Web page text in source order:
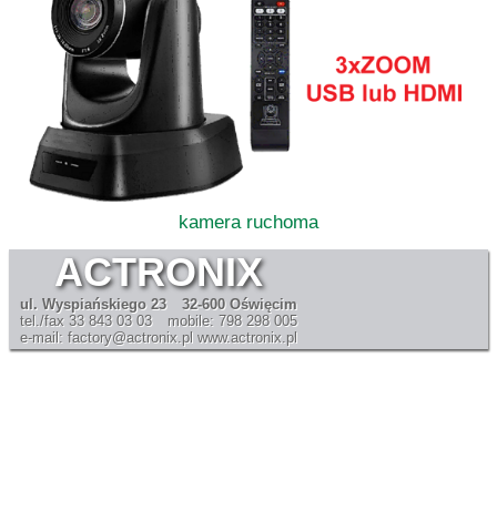
kamera ruchoma
ACTRONIX
ul. Wyspiańskiego 23
tel./fax 33 843 03 03
e-mail: factory@actronix.pl
32-600 Oświęcim
mobile: 798 298 005
www.actronix.pl